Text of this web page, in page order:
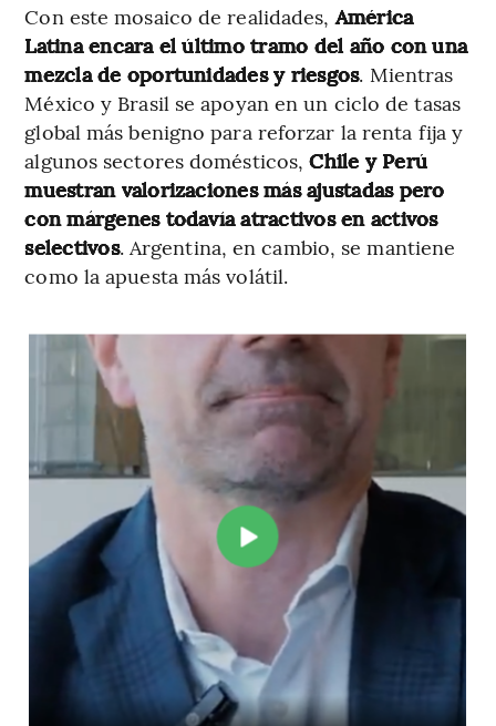
Con este mosaico de realidades,América
Latina encara el último tramo del año con una
mezcla de oportunidades y riesgos. Mientras
México y Brasil se apoyan en un ciclo de tasas
global más benigno para reforzar la renta fija y
algunos sectores domésticos,Chile y Perú
muestran valorizaciones más ajustadas pero
con márgenes todavía atractivos en activos
selectivos. Argentina, en cambio, se mantiene
como la apuesta más volátil.